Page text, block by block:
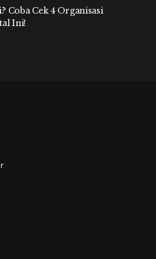
Coba Cek 4 Organisasi
Ini!